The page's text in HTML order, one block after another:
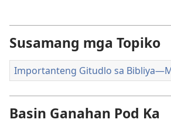
Susamang mga Topiko
Importanteng Gitudlo sa
Basin Ganahan Pod Ka